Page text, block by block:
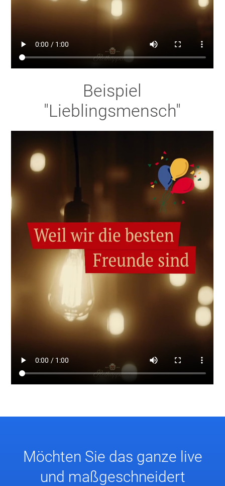
Beispiel
"Lieblingsmensch"
Möchten Sie das ganze live
und maßgeschneidert